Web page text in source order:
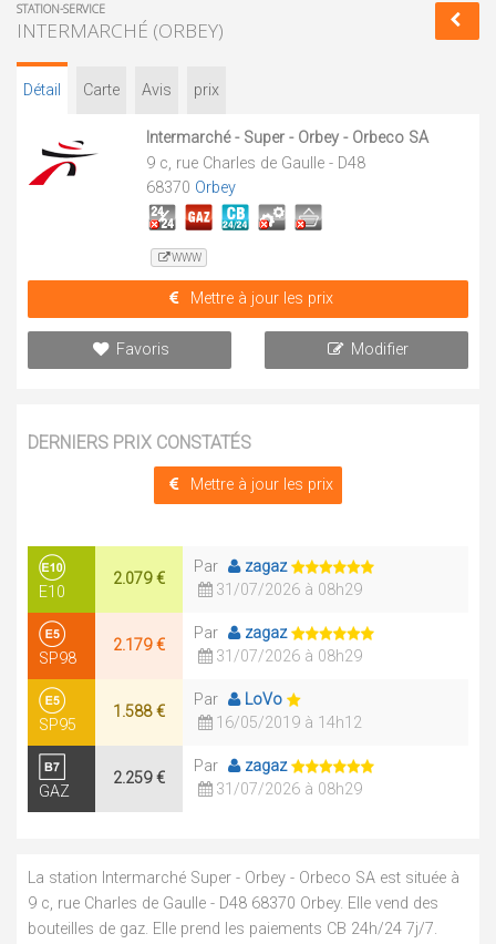
STATION-SERVICE
INTERMARCHÉ (ORBEY)
Détail Carte Avis prix
Intermarché - Super - Orbey - Orbeco SA
9 c, rue Charles de Gaulle - D48
68370 Orbey
WWW
Mettre à jour les prix
Favoris Modifier
DERNIERS PRIX CONSTATÉS
Mettre à jour les prix
E10
2.079 €
Par
zagaz
31/07/2026 à 08h29
SP98
2.179 €
Par
zagaz
31/07/2026 à 08h29
SP95
1.588 €
Par
LoVo
16/05/2019 à 14h12
GAZ
2.259 €
Par
zagaz
31/07/2026 à 08h29
La station Intermarché Super - Orbey - Orbeco SA est située à
9 c, rue Charles de Gaulle - D48 68370 Orbey. Elle vend des
bouteilles de gaz. Elle prend les paiements CB 24h/24 7j/7.